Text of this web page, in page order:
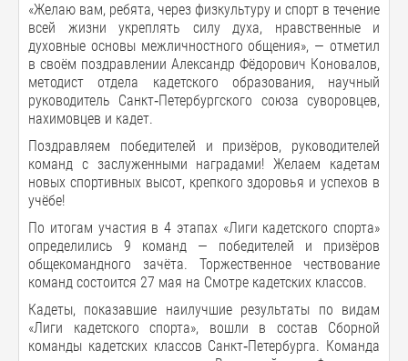
«Желаю вам, ребята, через физкультуру и спорт в течение
всей жизни укреплять силу духа, нравственные и
духовные основы межличностного общения», — отметил
в своём поздравлении Александр Фёдорович Коновалов,
методист отдела кадетского образования, научный
руководитель Санкт‑Петербургского союза суворовцев,
нахимовцев и кадет.
Поздравляем победителей и призёров, руководителей
команд с заслуженными наградами! Желаем кадетам
новых спортивных высот, крепкого здоровья и успехов в
учёбе!
По итогам участия в 4 этапах «Лиги кадетского спорта»
определились 9 команд — победителей и призёров
общекомандного зачёта. Торжественное чествование
команд состоится 27 мая на Смотре кадетских классов.
Кадеты, показавшие наилучшие результаты по видам
«Лиги кадетского спорта», вошли в состав Сборной
команды кадетских классов Санкт‑Петербурга. Команда